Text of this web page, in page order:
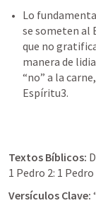
Lo
se someten al
que no
manera de
“no” a la
Espíritu3.
Textos Bíblicos:
1 Pedro 2: 1
Versículos Clave: